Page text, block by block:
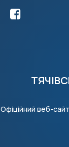
Офіційний веб-